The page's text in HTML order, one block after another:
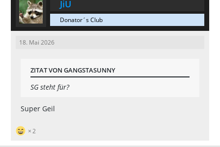
JiU
Donator´s Club
18. Mai 2026
ZITAT VON GANGSTASUNNY
SG steht für?
Super Geil
2